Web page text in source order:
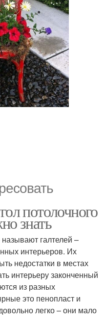
потолочного
знать
галтелей –
интерьеров. Их
недостатки в местах
интерьеру законченный
из разных
это пенопласт и
легко – они мало